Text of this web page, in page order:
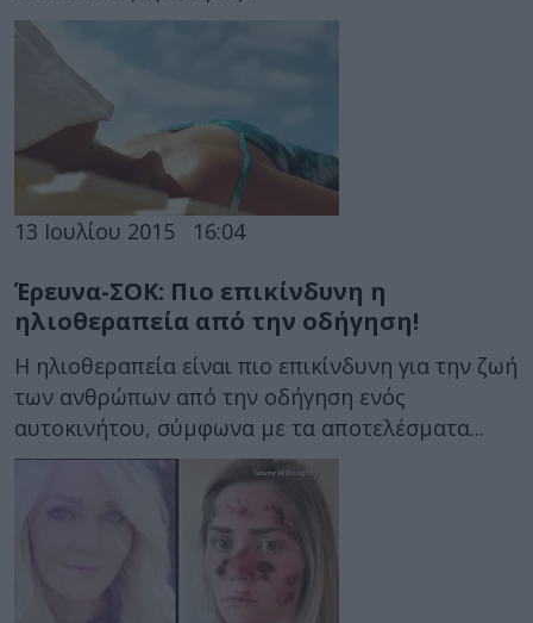
13 Ιουλίου 2015 16:04
Έρευνα-ΣΟΚ: Πιο επικίνδυνη η
ηλιοθεραπεία από την οδήγηση!
Η ηλιοθεραπεία είναι πιο επικίνδυνη για την ζωή
των ανθρώπων από την οδήγηση ενός
αυτοκινήτου, σύμφωνα με τα αποτελέσματα...